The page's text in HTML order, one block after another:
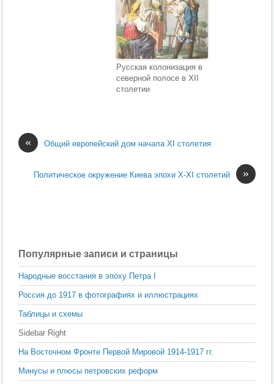
Русская колонизация в
северной полосе в XII
столетии
« Общий европейский дом начала XI столетия
»
Политическое окруже­ние Киева эпохи X-XI столетий
Популярные записи и страницы
Народные восстания в эпоху Петра I
Россия до 1917 в фотографиях и иллюстрациях
Таблицы и схемы
Sidebar Right
На Восточном Фронте Первой Мировой 1914-1917 гг.
Минусы и плюсы петровских реформ